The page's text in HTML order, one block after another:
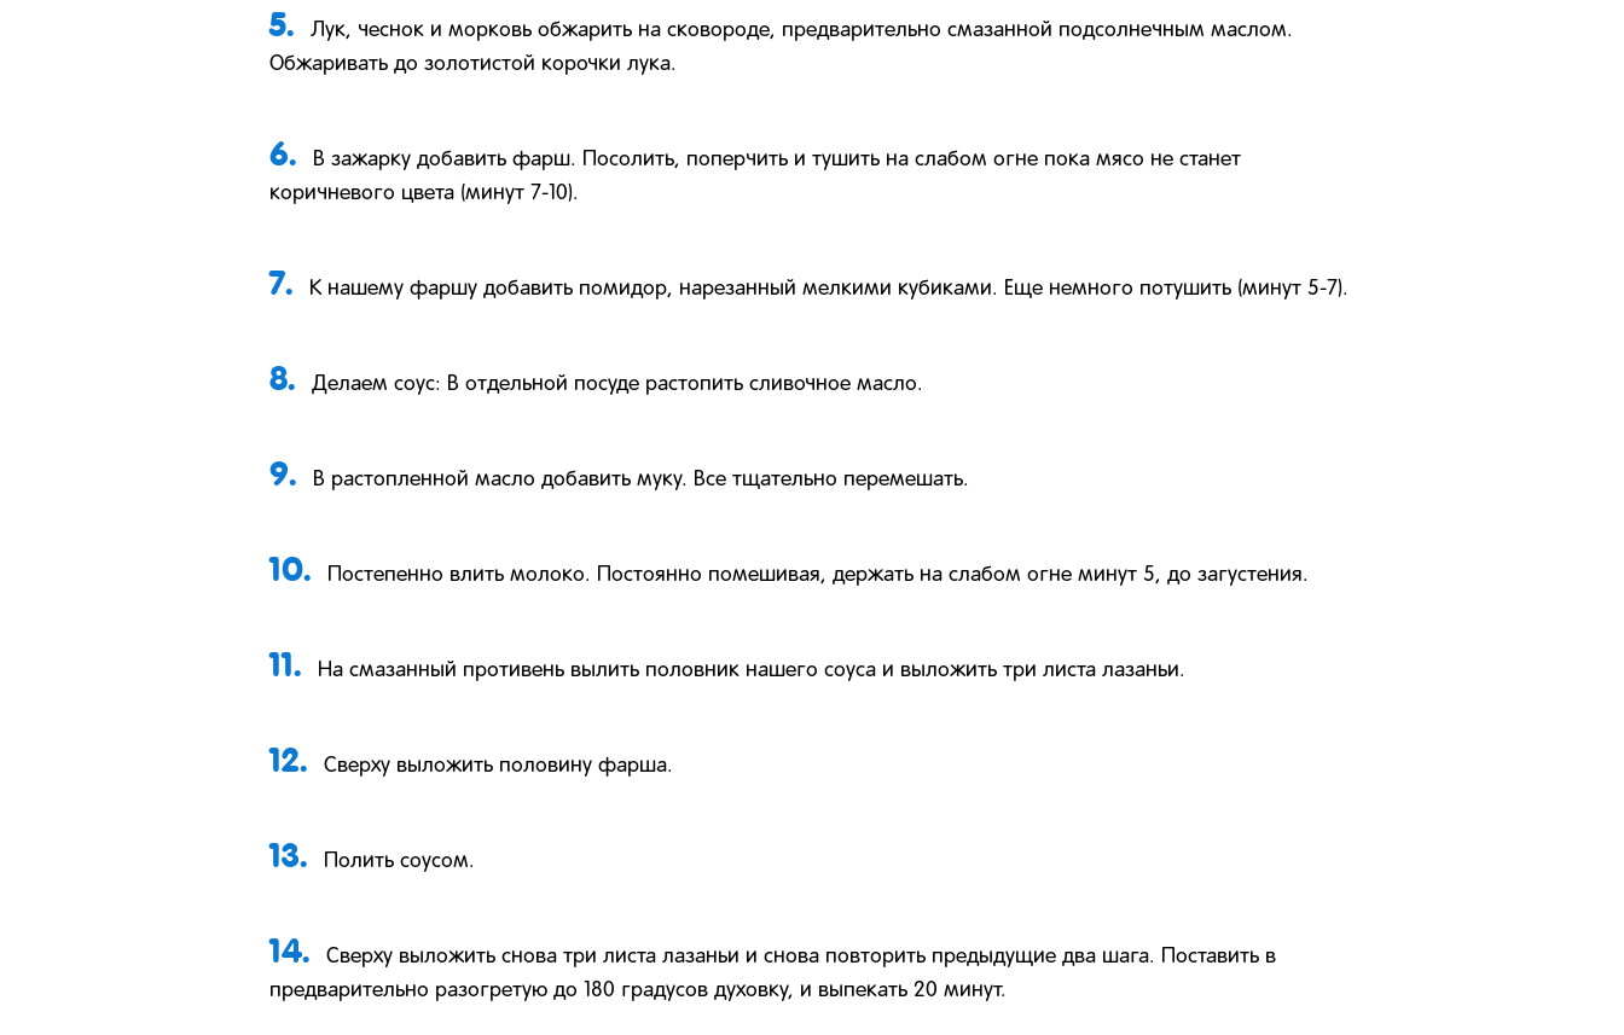
5.
Лук, чеснок и морковь обжарить на сковороде, предварительно смазанной подсолнечным маслом.
Обжаривать до золотистой корочки лука.
6.
В зажарку добавить фарш. Посолить, поперчить и тушить на слабом огне пока мясо не станет
коричневого цвета (минут 7-10).
7. К нашему фаршу добавить помидор, нарезанный мелкими кубиками. Еще немного потушить (минут 5-7).
8. Делаем соус: В отдельной посуде растопить сливочное масло.
9. В растопленной масло добавить муку. Все тщательно перемешать.
10. Постепенно влить молоко. Постоянно помешивая, держать на слабом огне минут 5, до загустения.
11. На смазанный противень вылить половник нашего соуса и выложить три листа лазаньи.
12. Сверху выложить половину фарша.
13. Полить соусом.
14.
Сверху выложить снова три листа лазаньи и снова повторить предыдущие два шага. Поставить в
предварительно разогретую до 180 градусов духовку, и выпекать 20 минут.